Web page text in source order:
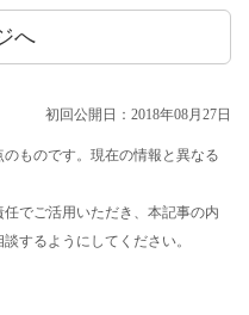
へ
初回公開日：2018年08月27日
ものです。現在の情報と異なる
でご活用いただき、本記事の内
するようにしてください。